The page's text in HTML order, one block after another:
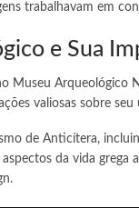
trabalhavam em
e Sua
Museu Arqueológico
valiosas sobre
de Anticítera,
da vida